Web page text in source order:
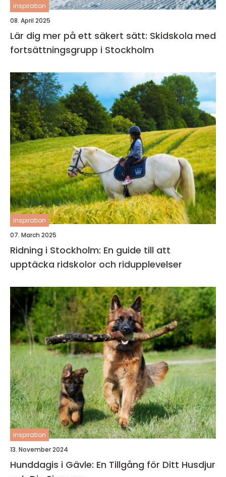
inspiration
08. April 2025
Lär dig mer på ett säkert sätt: Skidskola med
fortsättningsgrupp i Stockholm
inspiration
07. March 2025
Ridning i Stockholm: En guide till att
upptäcka ridskolor och ridupplevelser
inspiration
13. November 2024
Hunddagis i Gävle: En Tillgång för Ditt Husdjur